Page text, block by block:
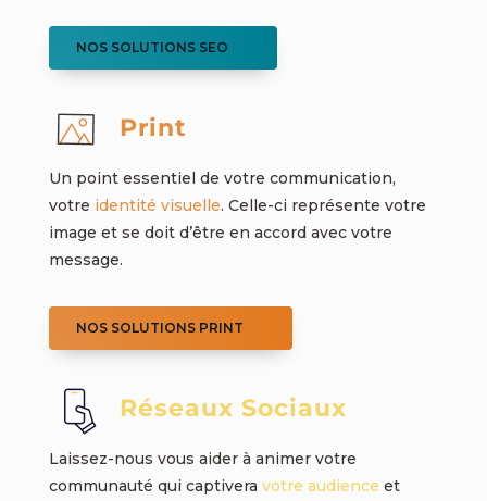
NOS SOLUTIONS SEO
Print
Un point essentiel de votre communication,
votre identité visuelle. Celle-ci représente votre
image et se doit d’être en accord avec votre
message.
NOS SOLUTIONS PRINT
Réseaux Sociaux
Laissez-nous vous aider à animer votre
communauté qui captivera votre audience et